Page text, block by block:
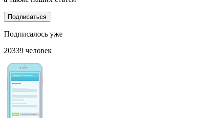
Подписаться
Подписалось уже
20339 человек